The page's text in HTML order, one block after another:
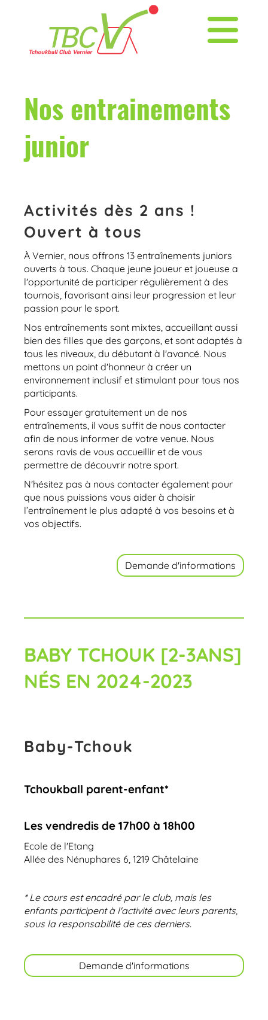
Nos entrainements
junior
Activités dès 2 ans !
Ouvert à tous
À Vernier, nous offrons 13 entraînements juniors
ouverts à tous. Chaque jeune joueur et joueuse a
l'opportunité de participer régulièrement à des
tournois, favorisant ainsi leur progression et leur
passion pour le sport.
Nos entraînements sont mixtes, accueillant aussi
bien des filles que des garçons, et sont adaptés à
tous les niveaux, du débutant à l'avancé. Nous
mettons un point d'honneur à créer un
environnement inclusif et stimulant pour tous nos
participants.
Pour essayer gratuitement un de nos
entraînements, il vous suffit de nous contacter
afin de nous informer de votre venue. Nous
serons ravis de vous accueillir et de vous
permettre de découvrir notre sport.
N'hésitez pas à nous contacter également pour
que nous puissions vous aider à choisir
l’entraînement le plus adapté à vos besoins et à
vos objectifs.
Demande d'informations
BABY TCHOUK [2-3ANS]
NÉS EN 2024-2023
Baby-Tchouk
Tchoukball parent-enfant*
Les vendredis de 17h00 à 18h00
Ecole de l'Etang
Allée des Nénuphares 6, 1219 Châtelaine
* Le cours est encadré par le club, mais les
enfants participent à l'activité avec leurs parents,
sous la responsabilité de ces derniers.
Demande d'informations